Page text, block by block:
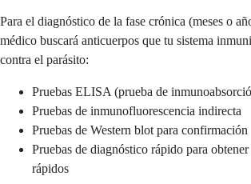
Para el diagnóstico de la fase crónica (meses o
médico buscará anticuerpos que tu sistema
contra el parásito:
Pruebas ELISA (prueba de
Pruebas de inmunofluorescencia indirecta
Pruebas de Western blot para confirmación
Pruebas de diagnóstico rápido para
rápidos